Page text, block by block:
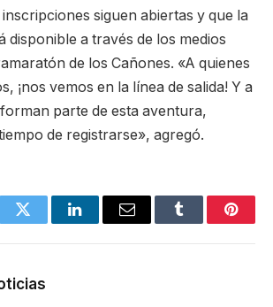
siguen abiertas y que la
disponible a través de los medios
de los Cañones. «A quienes
¡nos vemos en la línea de salida! Y a
parte de esta aventura,
de registrarse», agregó.
Twitter LinkedInEmail Tumblr